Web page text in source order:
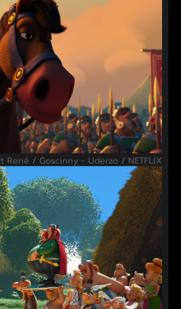
René / Goscinny - Uderzo / NETFLIX